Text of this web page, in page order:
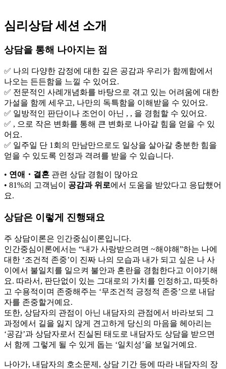
심리상담 세션 소개
상담을 통해 나아지는 점
✅ 나의 다양한 감정에 대한 깊은 공감과 우리가 함께함에서
나오는 든든함을 느낄 수 있어요.
✅ 전문적인 사례개념화를 바탕으로 겪고 있는 어려움에 대한
가설을 함께 세우고, 나만의 독특함을 이해받을 수 있어요.
✅ 일방적인 판단이나 조언이 아닌 , , 을 경험할 수 있어요.
✅ , 으로 작은 변화를 통해 큰 변화로 나아갈 힘을 얻을 수 있
어요.
✅ 일주일 단 1회의 만남만으로도 일상을 살아갈 충분한 힘을
얻을 수 있도록 인정과 격려를 받을 수 있습니다.
• 연애・결혼 관련 상담 경험이 많아요
• 81%의 고객님이 공감과 위로에서 도움을 받았다고 응답했어
요.
상담은 이렇게 진행돼요
주 상담이론은 인간중심이론입니다.
인간중심이론에서는 “내가 사랑받으려면 ~해야해”하는 나에
대한 ‘조건적 존중’이 진짜 나의 모습과 내가 되고 싶은 나 사
이에서 불일치를 일으켜 불안과 혼란을 경험한다고 이야기해
요. 따라서, 판단없이 있는 그대로의 가치를 인정하고, 따뜻하
고 수용적이며 존중해주는 ‘무조건적 긍정적 존중’으로 내담
자를 존중할거예요.
또한, 상담자의 관점이 아닌 내담자의 관점에서 바라보되 그
과정에서 길을 잃지 않게 견고하게 당신의 마음을 헤아리는
‘공감’과 상담자로서 진실된 태도로 내담자도 상담을 받으면
서 함께 그렇게 될 수 있게 돕는 ‘일치성’을 보일거예요.
나아가, 내담자의 호소문제, 상담 기간 등에 따라 내담자의 장